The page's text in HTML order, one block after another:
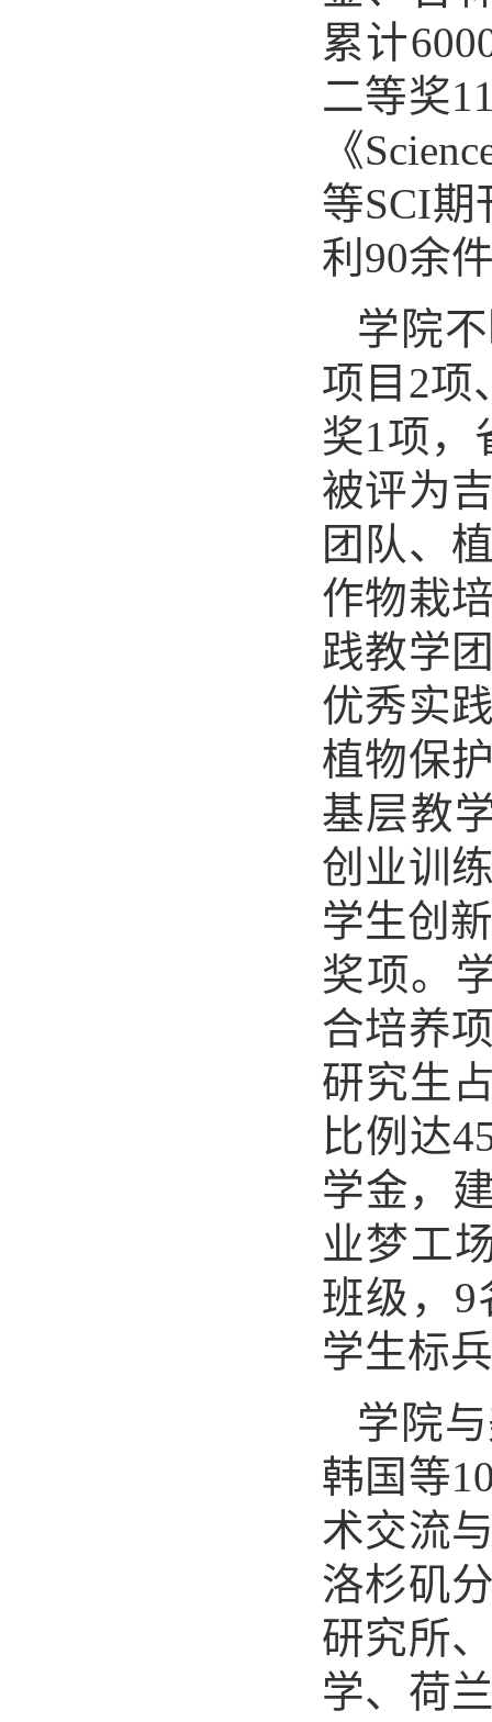
累计
二等奖
《
等SCI期
利90余
学院
项目2项
奖1项，
被评为
团队、
作物栽
践教学
优秀实
植物保
基层教
创业训
学生创
奖项。
合培养
研究生
比例达
学金，
业梦工
班级，9
学生标
学院
韩国等
术交流
洛杉矶
研究所
学、荷